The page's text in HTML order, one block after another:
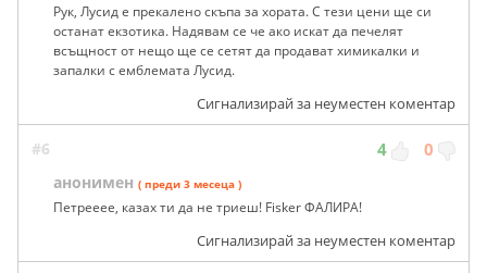
Рук, Лусид е прекалено скъпа за хората. С тези цени ще си
останат екзотика. Надявам се че ако искат да печелят
всъщност от нещо ще се сетят да продават химикалки и
запалки с емблемата Лусид.
Сигнализирай за неуместен коментар
#6 4 0
анонимен ( преди 3 месеца )
Петрееее, казах ти да не триеш! Fisker ФАЛИРА!
Сигнализирай за неуместен коментар